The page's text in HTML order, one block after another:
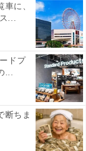
だが、思い当
”に、何かがあ
。
何してる？
に、
...
ドプ
...
断ちま